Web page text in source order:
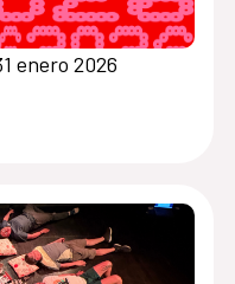
enero 2026